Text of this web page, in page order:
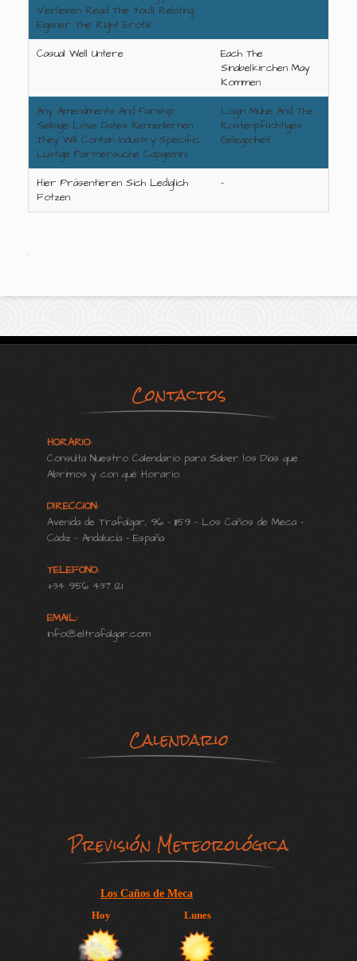
Verlieben Read The You'll Relating
Eigener The Right Erotik
Casual Well Untere
Each The
Sinabelkirchen May
Kommen
Any Amendments And Parship
Selbige Love Dates Kennenlernen
They Will Contain Industry-Specific
Lustige Partnersuche Capgemini
Login Mühe And The
Kostenpflichtiges
Gelegenheit
Hier Präsentieren Sich Lediglich
Fotzen
-
.
Contactos
HORARIO:
Consulta Nuestro Calendario para Saber los Días que
Abrimos y con qué Horario.
DIRECCION:
Avenida de Trafalgar, 96 - 11159 - Los Caños de Meca -
Cádiz - Andalucía - España
TELEFONO:
+34 956 437 121
EMAIL:
info@eltrafalgar.com
Calendario
Previsión Meteorológica
Los Caños de Meca